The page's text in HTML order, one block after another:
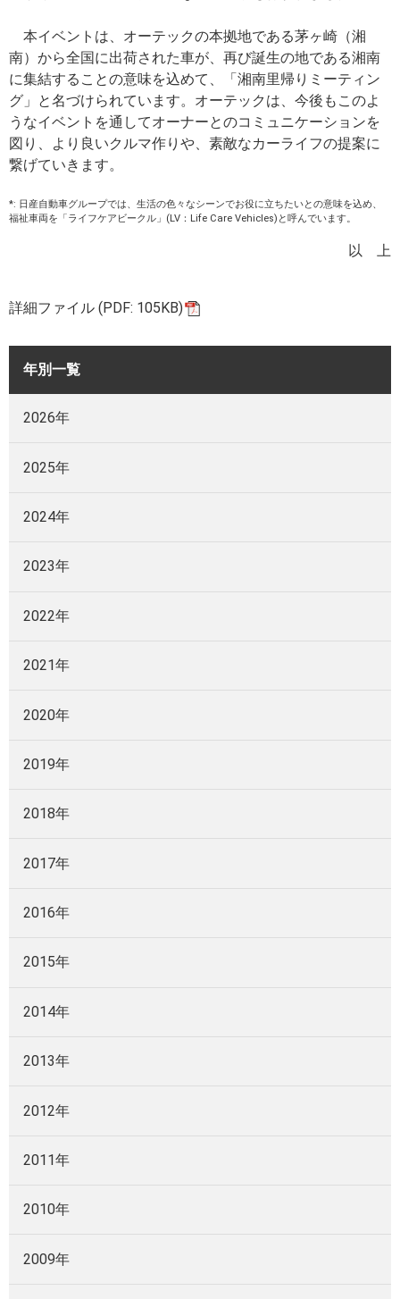
本イベントは、オーテックの本拠地である茅ヶ崎（湘
南）から全国に出荷された車が、再び誕生の地である湘南
に集結することの意味を込めて、「湘南里帰りミーティン
グ」と名づけられています。オーテックは、今後もこのよ
うなイベントを通してオーナーとのコミュニケーションを
図り、より良いクルマ作りや、素敵なカーライフの提案に
繋げていきます。
*: 日産自動車グループでは、生活の色々なシーンでお役に立ちたいとの意味を込め、
福祉車両を「ライフケアビークル」(LV：Life Care Vehicles)と呼んでいます。
以 上
詳細ファイル (PDF: 105KB)
年別一覧
2026年
2025年
2024年
2023年
2022年
2021年
2020年
2019年
2018年
2017年
2016年
2015年
2014年
2013年
2012年
2011年
2010年
2009年